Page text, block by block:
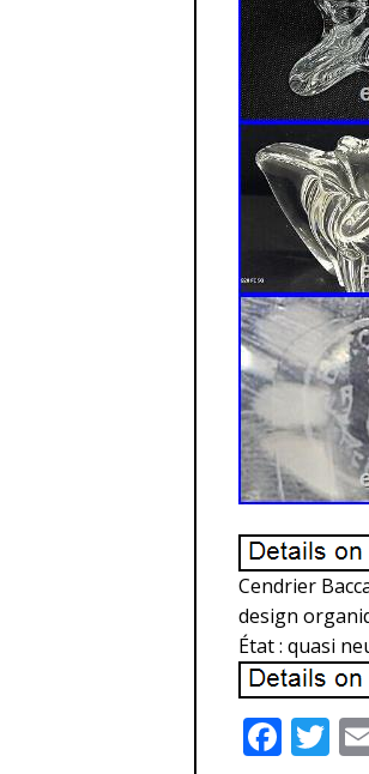
Cendrier
design
État : quasi
F T